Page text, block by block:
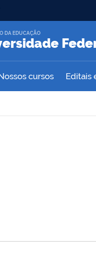
DA EDUCAÇÃO
cursos Editais